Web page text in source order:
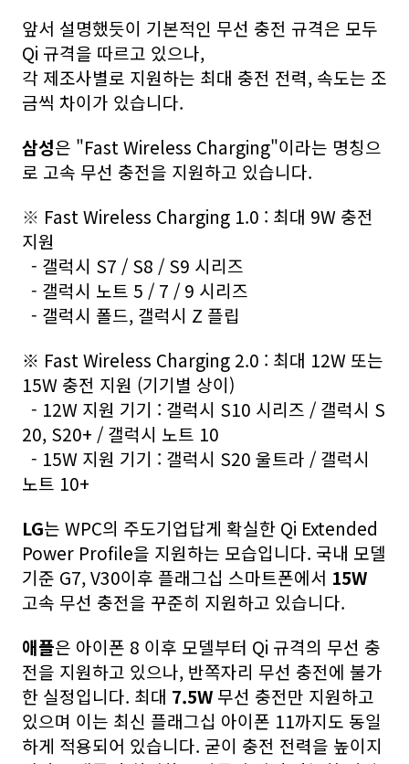
앞서 설명했듯이 기본적인 무선 충전 규격은 모두
Qi 규격을 따르고 있으나,
각 제조사별로 지원하는 최대 충전 전력, 속도는 조
금씩 차이가 있습니다.
삼성은 "Fast Wireless Charging"이라는 명칭으
로 고속 무선 충전을 지원하고 있습니다.
※ Fast Wireless Charging 1.0 : 최대 9W 충전
지원
- 갤럭시 S7 / S8 / S9 시리즈
- 갤럭시 노트 5 / 7 / 9 시리즈
- 갤럭시 폴드, 갤럭시 Z 플립
※ Fast Wireless Charging 2.0 : 최대 12W 또는
15W 충전 지원 (기기별 상이)
- 12W 지원 기기 : 갤럭시 S10 시리즈 / 갤럭시 S
20, S20+ / 갤럭시 노트 10
- 15W 지원 기기 : 갤럭시 S20 울트라 / 갤럭시
노트 10+
LG는 WPC의 주도기업답게 확실한 Qi Extended
Power Profile을 지원하는 모습입니다. 국내 모델
기준 G7, V30이후 플래그십 스마트폰에서 15W
고속 무선 충전을 꾸준히 지원하고 있습니다.
애플은 아이폰 8 이후 모델부터 Qi 규격의 무선 충
전을 지원하고 있으나, 반쪽자리 무선 충전에 불가
한 실정입니다. 최대 7.5W 무선 충전만 지원하고
있으며 이는 최신 플래그십 아이폰 11까지도 동일
하게 적용되어 있습니다. 굳이 충전 전력을 높이지